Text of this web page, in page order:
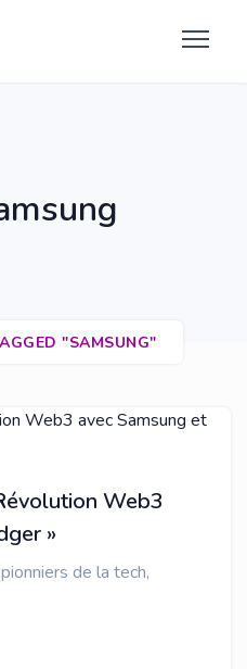
"SAMSUNG"
Web3
»
de la tech,